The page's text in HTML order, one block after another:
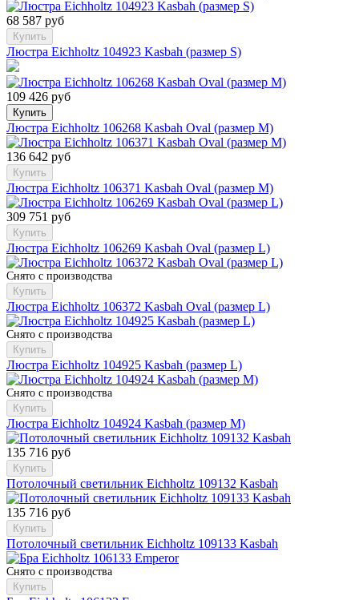
68 587 руб
Купить
Люстра Eichholtz 104923 Kasbah (размер S)
109 426 руб
Купить
Люстра Eichholtz 106268 Kasbah Oval (размер M)
136 642 руб
Купить
Люстра Eichholtz 106371 Kasbah Oval (размер M)
309 751 руб
Купить
Люстра Eichholtz 106269 Kasbah Oval (размер L)
Снято с производства
Купить
Люстра Eichholtz 106372 Kasbah Oval (размер L)
Снято с производства
Купить
Люстра Eichholtz 104925 Kasbah (размер L)
Снято с производства
Купить
Люстра Eichholtz 104924 Kasbah (размер M)
135 716 руб
Купить
Потолочный светильник Eichholtz 109132 Kasbah
135 716 руб
Купить
Потолочный светильник Eichholtz 109133 Kasbah
Снято с производства
Купить